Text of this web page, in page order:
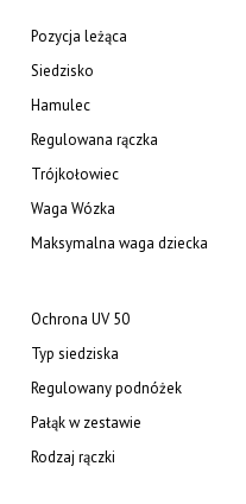
Pozycja leżąca
Siedzisko
Hamulec
Regulowana rączka
Trójkołowiec
Waga Wózka
Maksymalna waga dziecka
Ochrona UV 50
Typ siedziska
Regulowany podnóżek
Pałąk w zestawie
Rodzaj rączki